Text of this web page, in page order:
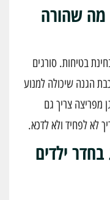
מה שהורה
בטיחות. סורגים
הגנה שיכולה למנוע
מפריצה צריך גם
לא לפחיד ולא לדכא.
ילדים